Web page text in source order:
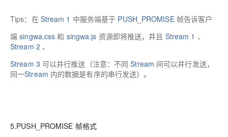
Tips： 在 Stream 1 中服务端基于 PUSH_PROMISE 帧告诉客户
端singwa.css 和 singwa.js 资源即将推送，并且 Stream 1 、
Stream 2 、
Stream 3 可以并行推送（注意： 不同Stream 间可以并行发送，
同一Stream 内的数据是有序的串行发送）。
5.PUSH_PROMISE 帧格式